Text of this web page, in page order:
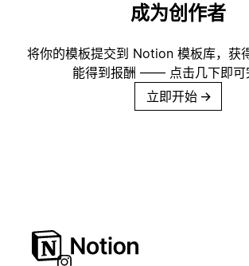
成为创作者
将你的模板提交到 Notion 模板库，获
能得到报酬 —— 点击几下即可
立即开始 →